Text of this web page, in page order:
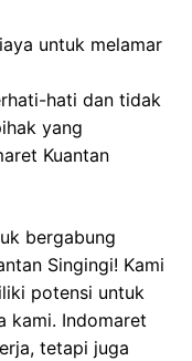
untuk melamar
hati dan tidak
yang
Kuantan
bergabung
Singingi! Kami
potensi untuk
kami. Indomaret
tetapi juga